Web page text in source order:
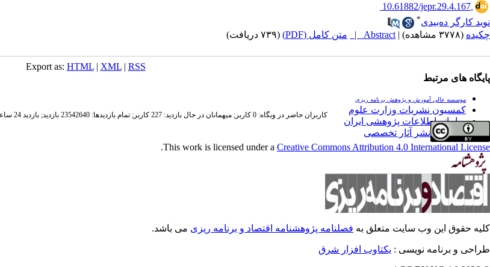
‎ 10.61882/jepr.29.4.167
نوید کارگر ده‌‌بیدی*
چکیده (۳۷۷۸ مشاهده) |
Abstract | متن کامل (PDF) (۷۳۹ دریافت)
Export as: HTML| XML| RSS
پایگاه های مرتبط
موسسه عالی آموزش و پژوهش برنامه ریزی
کمسیون نشریات وزارت علوم
سامانه اطلاعات پژوهشی ایران
فراخوان نشر آثار تخصصی
کاربران حاضر در وبگاه: 0 کاربر; میهمانان در حال بازدید: 227 کاربر; تمام بازدید‌ها: 23542640 بازدید; بازدید 24 ساعت قبل: 10803 بازدید
This work is licensed under a Creative Commons Attribution 4.0 International License
.
کلیه حقوق این وب سایت متعلق به فصلنامه پژوهشنامه اقتصاد و برنامه ریزی می باشد.
طراحی و برنامه نویسی : یکتاوب افزار شرق